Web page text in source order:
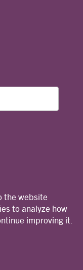
Federation
of Use
Lutherischen
the website
to analyze how
improving it.